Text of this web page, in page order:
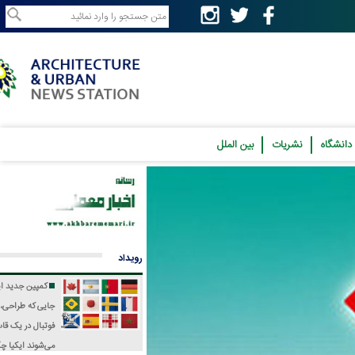
نشریات بین الملل
کمپین جدید ایکیا؛
جایی که طراحی، فرهنگ و
فوتبال در یک قاب جمع
ایکیا چگونه جام